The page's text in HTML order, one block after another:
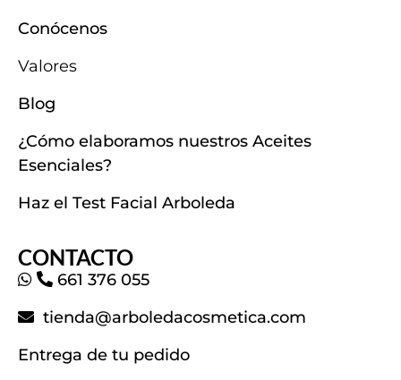
Conócenos
Valores
Blog
¿Cómo elaboramos nuestros Aceites
Esenciales?
Haz el Test Facial Arboleda
CONTACTO
661 376 055
tienda@arboledacosmetica.com
Entrega de tu pedido